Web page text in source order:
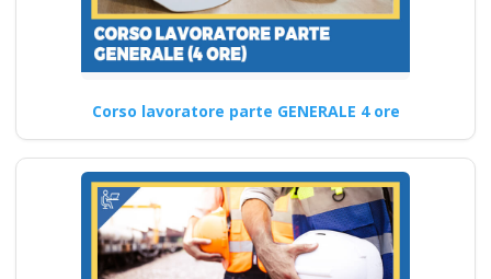
Corso Sicurezza
Domiciliare:
Sicurezza e
Normative per
Lavoro a Domicilio
corso formatore rspp
datore lavoratori
rischio basso medio
alto
Corso lavoratore parte GENERALE 4 ore